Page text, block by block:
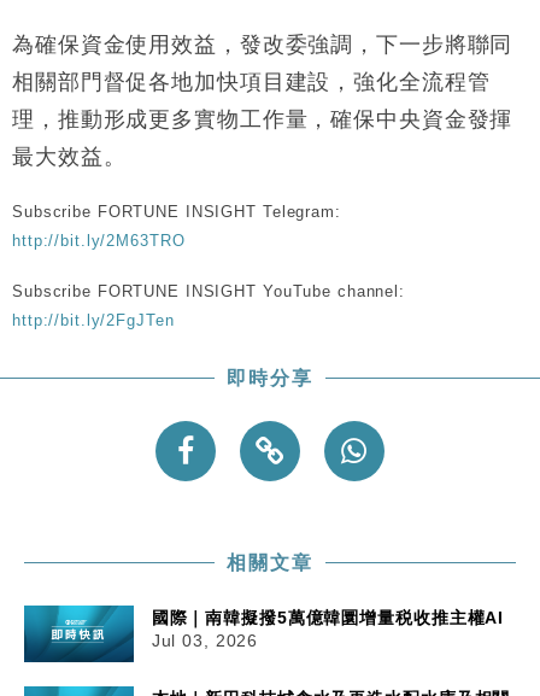
定高消費客群
17:40
財經｜本港6月零售額連升14個月 珠寶鐘錶銷售升勢
最強
16:33
財經｜滙控重啟最多10億美元回購 派息比率目標維持
50%
為確保資金使用效益，發改委強調，下一步將聯同
相關部門督促各地加快項目建設，強化全流程管
理，推動形成更多實物工作量，確保中央資金發揮
最大效益。
Subscribe FORTUNE INSIGHT Telegram:
http://bit.ly/2M63TRO
Subscribe FORTUNE INSIGHT YouTube channel:
http://bit.ly/2FgJTen
即時分享
相關文章
國際｜南韓擬撥5萬億韓圜增量税收推主權AI
Jul 03, 2026